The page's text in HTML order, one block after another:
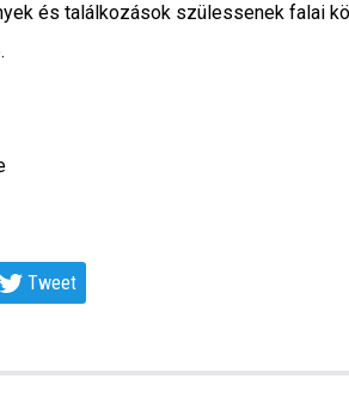
és találkozások szülessenek falai
Tweet